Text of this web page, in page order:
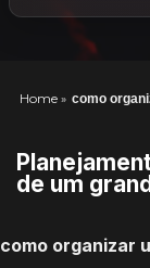
Home » como
de um
como organizar